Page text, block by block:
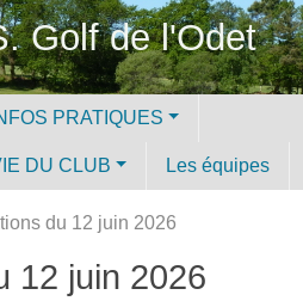
Golf de l'Odet
PRATIQUES
DU CLUB Les équipes
du 12 juin 2026
12 juin 2026